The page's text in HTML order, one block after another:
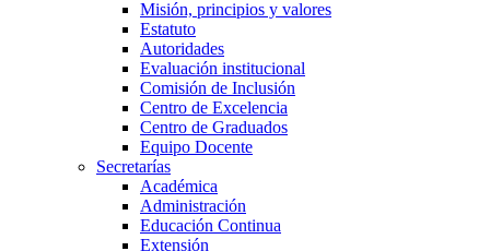
Misión, principios y valores
Estatuto
Autoridades
Evaluación institucional
Comisión de Inclusión
Centro de Excelencia
Centro de Graduados
Equipo Docente
Secretarías
Académica
Administración
Educación Continua
Extensión